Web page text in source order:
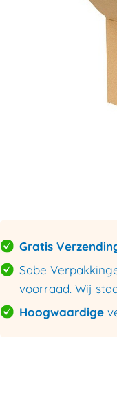
Gratis
Sabe
voorraad. Wij
Hoogwaardige